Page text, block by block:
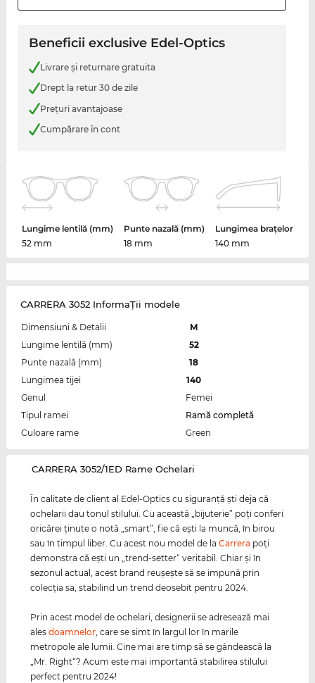
Beneficii exclusive Edel-Optics
Livrare şi returnare gratuita
Drept la retur 30 de zile
Preţuri avantajoase
Cumpărare în cont
Lungime lentilă (mm)
52 mm
Punte nazală (mm)
18 mm
Lungimea brațelor
140 mm
CARRERA 3052 InformaŢii modele
Dimensiuni & Detalii
M
Lungime lentilă (mm)
52
Punte nazală (mm)
18
Lungimea tijei
140
Genul
Femei
Tipul ramei
Ramă completă
Culoare rame
Green
‌CARRERA 3052/1ED Rame Ochelari
În calitate de client al Edel-Optics cu siguranţă şti deja că
ochelarii dau tonul stilului. Cu această „bijuterie” poţi conferi
oricărei ţinute o notă „smart”, fie că eşti la muncă, în birou
sau în timpul liber. Cu acest nou model de laCarrera poţi
demonstra că eşti un „trend-setter“ veritabil. Chiar şi în
sezonul actual, acest brand reuşeşte să se impună prin
colecţia sa, stabilind un trend deosebit pentru 2024.
Prin acest model de ochelari, designerii se adresează mai
alesdoamnelor , care se simt în largul lor în marile
metropole ale lumii. Cine mai are timp să se gândească la
„Mr. Right“? Acum este mai importantă stabilirea stilului
perfect pentru 2024!